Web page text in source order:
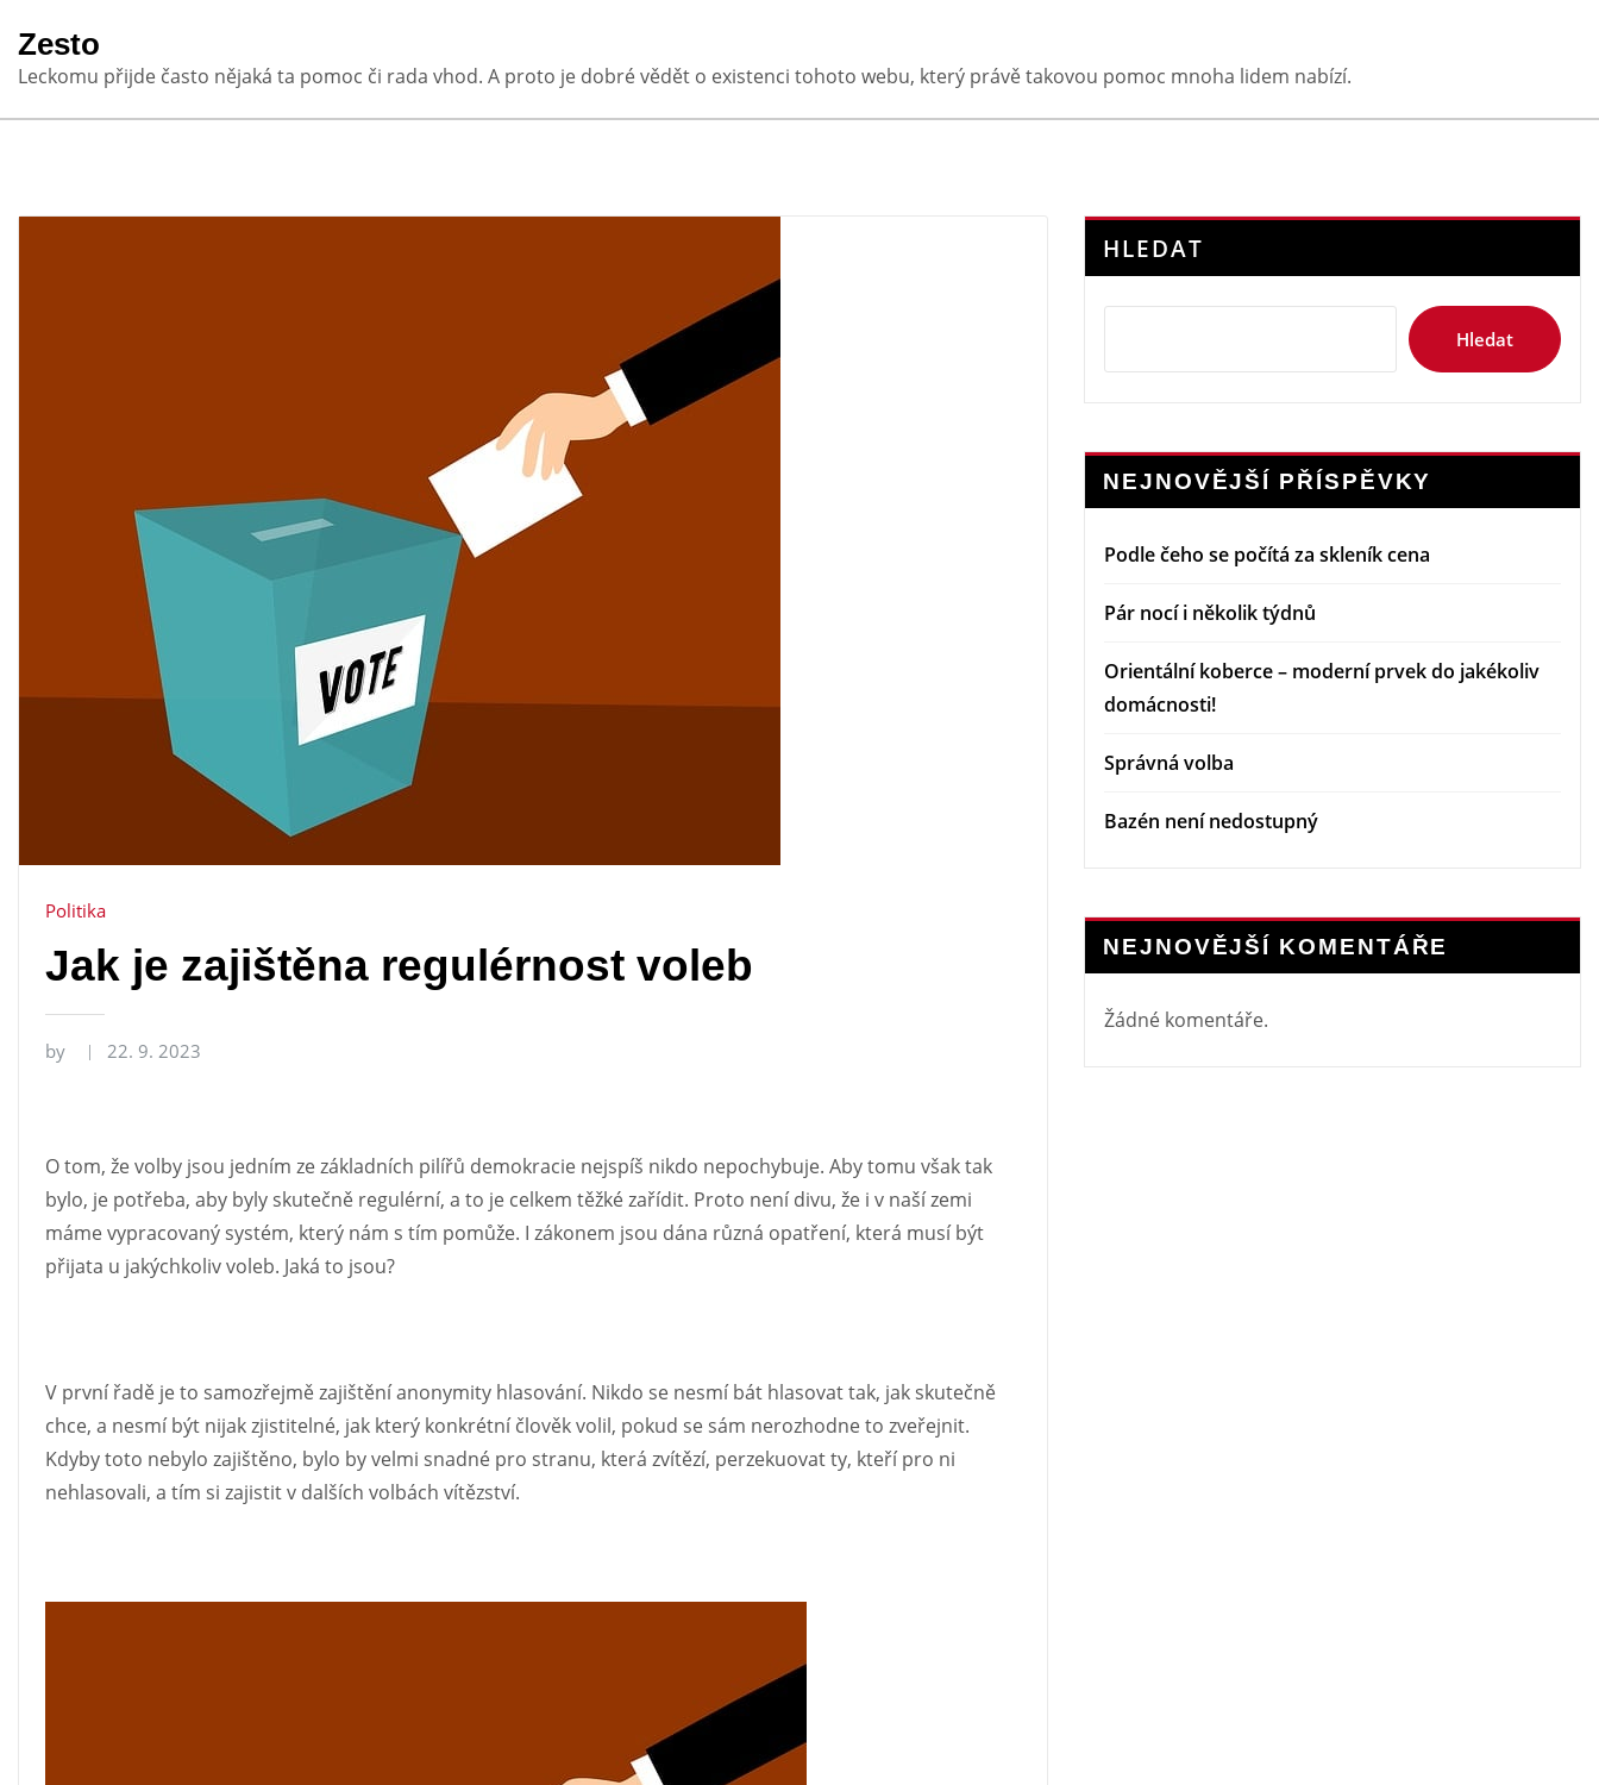
content
Zesto
Leckomu přijde často nějaká ta pomoc či rada vhod. A proto je dobré vědět o existenci tohoto webu, který právě takovou pomoc mnoha lidem nabízí.
Politika
Jak je zajištěna regulérnost voleb
by 22. 9. 2023
O tom, že volby jsou jedním ze základních pilířů demokracie nejspíš nikdo nepochybuje. Aby tomu však tak
bylo, je potřeba, aby byly skutečně regulérní, a to je celkem těžké zařídit. Proto není divu, že i v naší zemi
máme vypracovaný systém, který nám s tím pomůže. I zákonem jsou dána různá opatření, která musí být
přijata u jakýchkoliv voleb. Jaká to jsou?
V první řadě je to samozřejmě zajištění anonymity hlasování. Nikdo se nesmí bát hlasovat tak, jak skutečně
chce, a nesmí být nijak zjistitelné, jak který konkrétní člověk volil, pokud se sám nerozhodne to zveřejnit.
Kdyby toto nebylo zajištěno, bylo by velmi snadné pro stranu, která zvítězí, perzekuovat ty, kteří pro ni
nehlasovali, a tím si zajistit v dalších volbách vítězství.
HLEDAT
Hledat
NEJNOVĚJŠÍ PŘÍSPĚVKY
Podle čeho se počítá za skleník cena
Pár nocí i několik týdnů
Orientální koberce – moderní prvek do jakékoliv
domácnosti!
Správná volba
Bazén není nedostupný
NEJNOVĚJŠÍ KOMENTÁŘE
Žádné komentáře.